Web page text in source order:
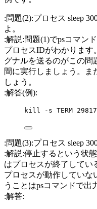
:問題(2):プロセス sleep
よ。
:解説:問題(1)でpsコマン
プロセスIDがわかりま
グナルを送るのがこの問
間に実行しましょう。ま
しょう。
:解答(例):
kill -s TERM 29817
:問題(3):プロセス sleep
:解説:停止するという状
はプロセスが終了してい
プロセスが動作していな
うことはpsコマンドで出
:解答: